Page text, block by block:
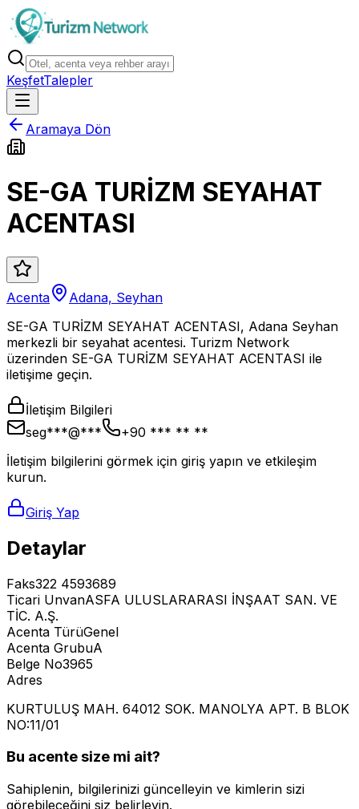
KeşfetTalepler
Aramaya Dön
SE-GA TURİZM SEYAHAT
ACENTASI
Acenta
Adana, Seyhan
SE-GA TURİZM SEYAHAT ACENTASI, Adana Seyhan
merkezli bir seyahat acentesi. Turizm Network
üzerinden SE-GA TURİZM SEYAHAT ACENTASI ile
iletişime geçin.
İletişim Bilgileri
seg***@***
+90 *** ** **
İletişim bilgilerini görmek için giriş yapın ve etkileşim
kurun.
Giriş Yap
Detaylar
Faks322 4593689
Ticari UnvanASFA ULUSLARARASI İNŞAAT SAN. VE
TİC. A.Ş.
Acenta TürüGenel
Acenta GrubuA
Belge No3965
Adres
KURTULUŞ MAH. 64012 SOK. MANOLYA APT. B BLOK
NO:11/01
Bu acente size mi ait?
Sahiplenin, bilgilerinizi güncelleyin ve kimlerin sizi
görebileceğini siz belirleyin.